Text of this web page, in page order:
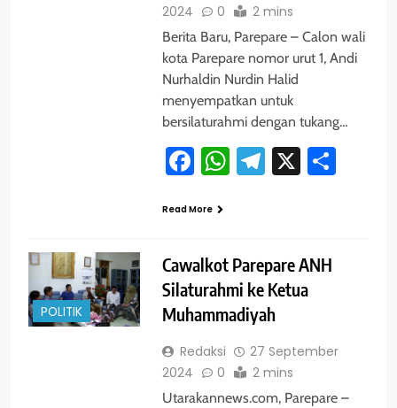
2024
0 2 mins
Berita Baru, Parepare – Calon wali
kota Parepare nomor urut 1, Andi
Nurhaldin Nurdin Halid
menyempatkan untuk
bersilaturahmi dengan tukang…
Facebook
WhatsApp
Telegram
X
Read More
POLITIK
Cawalkot Parepare ANH
Silaturahmi ke Ketua
Muhammadiyah
Redaksi
27 September
2024
0 2 mins
Utarakannews.com, Parepare –